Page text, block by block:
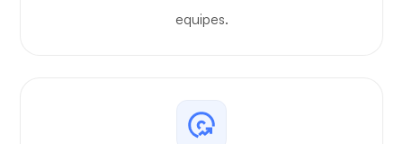
equipes.